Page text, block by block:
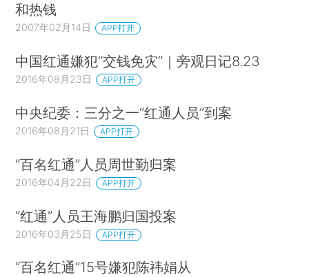
和热钱
2007年02月14日 APP打开
中国红通嫌犯“交钱免灾”｜旁观日记8.23
2016年08月23日 APP打开
中央纪委：三分之一“红通人员”到案
2016年08月21日 APP打开
“百名红通”人员周世勤归案
2016年04月22日 APP打开
“红通”人员王海鹏归国投案
2016年03月25日 APP打开
“百名红通”15号嫌犯陈祎娟从